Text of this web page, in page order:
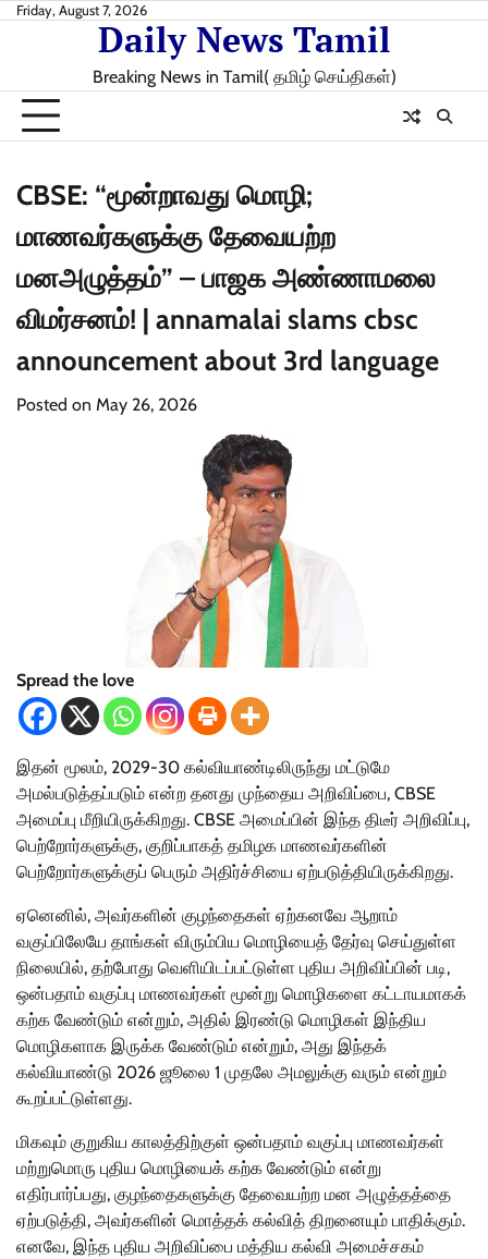
SkipFriday, August 7, 2026
Daily News Tamil
Breaking News in Tamil( தமிழ் செய்திகள்)
CBSE: “மூன்றாவது மொழி;
மாணவர்களுக்கு தேவையற்ற
மனஅழுத்தம்” – பாஜக அண்ணாமலை
விமர்சனம்! | annamalai slams cbsc
announcement about 3rd language
Posted on May 26, 2026
Spread the love
இதன் மூலம், 2029-30 கல்வியாண்டிலிருந்து மட்டுமே
அமல்படுத்தப்படும் என்ற தனது முந்தைய அறிவிப்பை, CBSE
அமைப்பு மீறியிருக்கிறது. CBSE அமைப்பின் இந்த திடீர் அறிவிப்பு,
பெற்றோர்களுக்கு, குறிப்பாகத் தமிழக மாணவர்களின்
பெற்றோர்களுக்குப் பெரும் அதிர்ச்சியை ஏற்படுத்தியிருக்கிறது.
ஏனெனில், அவர்களின் குழந்தைகள் ஏற்கனவே ஆறாம்
வகுப்பிலேயே தாங்கள் விரும்பிய மொழியைத் தேர்வு செய்துள்ள
நிலையில், தற்போது வெளியிடப்பட்டுள்ள புதிய அறிவிப்பின் படி,
ஒன்பதாம் வகுப்பு மாணவர்கள் மூன்று மொழிகளை கட்டாயமாகக்
கற்க வேண்டும் என்றும், அதில் இரண்டு மொழிகள் இந்திய
மொழிகளாக இருக்க வேண்டும் என்றும், அது இந்தக்
கல்வியாண்டு 2026 ஜூலை 1 முதலே அமலுக்கு வரும் என்றும்
கூறப்பட்டுள்ளது.
மிகவும் குறுகிய காலத்திற்குள் ஒன்பதாம் வகுப்பு மாணவர்கள்
மற்றுமொரு புதிய மொழியைக் கற்க வேண்டும் என்று
எதிர்பார்ப்பது, குழந்தைகளுக்கு தேவையற்ற மன அழுத்தத்தை
ஏற்படுத்தி, அவர்களின் மொத்தக் கல்வித் திறனையும் பாதிக்கும்.
எனவே, இந்த புதிய அறிவிப்பை மத்திய கல்வி அமைச்சகம்